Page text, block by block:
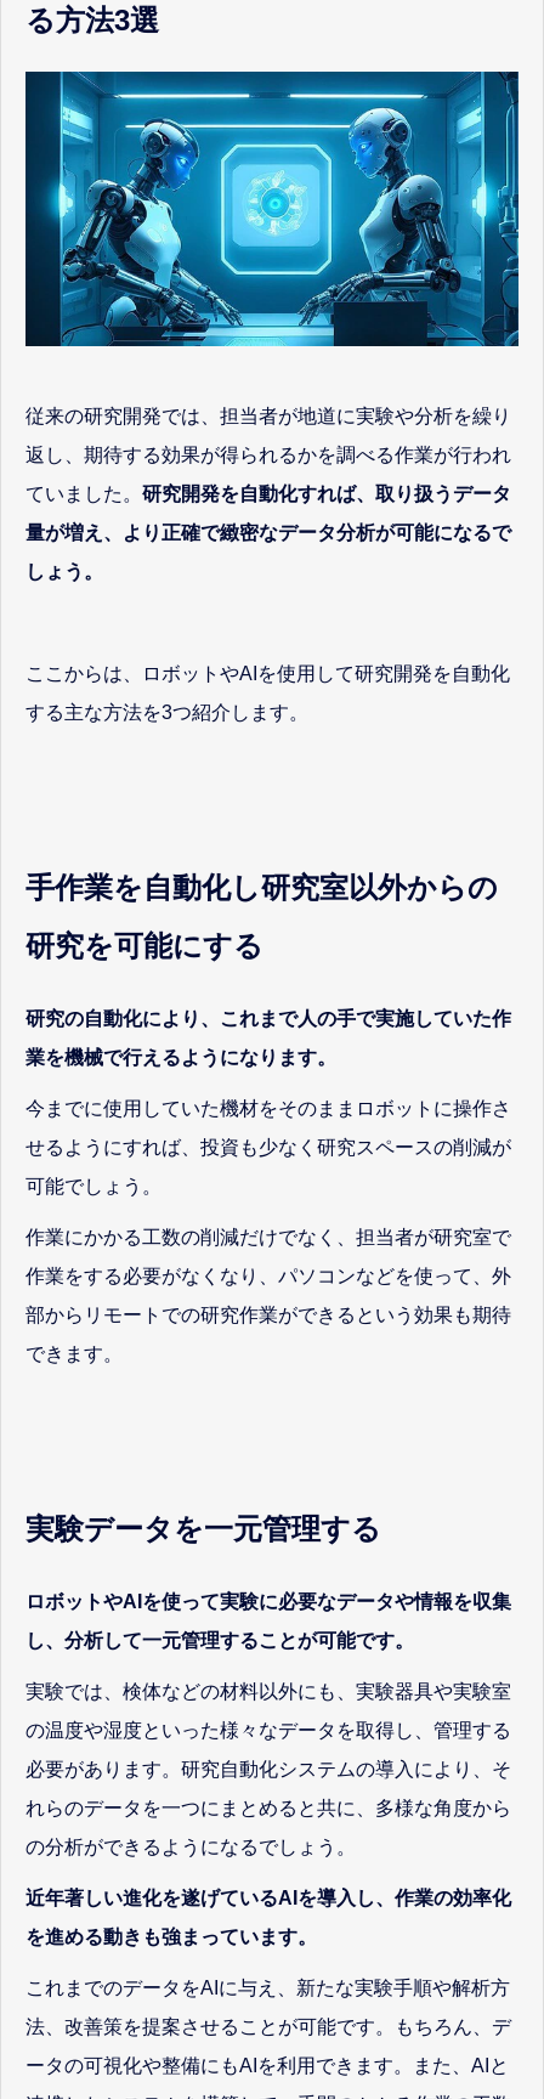
る方法3選
従来の研究開発では、担当者が地道に実験や分析を繰り
返し、期待する効果が得られるかを調べる作業が行われ
ていました。 研究開発を自動化すれば、取り扱うデータ
量が増え、より正確で緻密なデータ分析が可能になるで
しょう。
ここからは、ロボットやAIを使用して研究開発を自動化
する主な方法を3つ紹介します。
手作業を自動化し研究室以外からの
研究を可能にする
研究の自動化により、これまで人の手で実施していた作
業を機械で行えるようになります。
今までに使用していた機材をそのままロボットに操作さ
せるようにすれば、投資も少なく研究スペースの削減が
可能でしょう。
作業にかかる工数の削減だけでなく、担当者が研究室で
作業をする必要がなくなり、パソコンなどを使って、外
部からリモートでの研究作業ができるという効果も期待
できます。
実験データを一元管理する
ロボットやAIを使って実験に必要なデータや情報を収集
し、分析して一元管理することが可能です。
実験では、検体などの材料以外にも、実験器具や実験室
の温度や湿度といった様々なデータを取得し、管理する
必要があります。研究自動化システムの導入により、そ
れらのデータを一つにまとめると共に、多様な角度から
の分析ができるようになるでしょう。
近年著しい進化を遂げているAIを導入し、作業の効率化
を進める動きも強まっています。
これまでのデータをAIに与え、新たな実験手順や解析方
法、改善策を提案させることが可能です。もちろん、デ
ータの可視化や整備にもAIを利用できます。また、AIと